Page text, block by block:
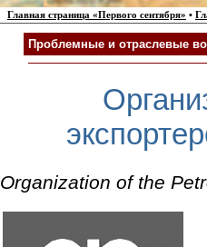
Главная страница «Первого сентября» •
Проблемные и отраслевые
Organization of the